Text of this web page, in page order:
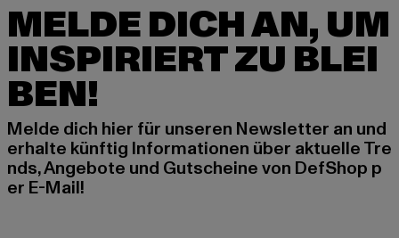
MELDE DICH AN, UM
INSPIRIERT ZU BLEI
BEN!
Melde dich hier für unseren Newsletter an und
erhalte künftig Informationen über aktuelle Tre
nds, Angebote und Gutscheine von DefShop p
er E-Mail!